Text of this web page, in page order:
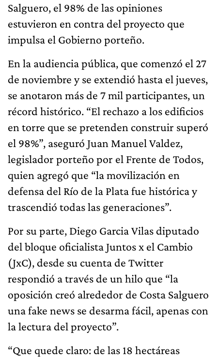
Salguero, el 98% de las opiniones
estuvieron en contra del proyecto que
impulsa el Gobierno porteño.
En la audiencia pública, que comenzó el 27
de noviembre y se extendió hasta el jueves,
se anotaron más de 7 mil participantes, un
récord histórico. “El rechazo a los edificios
en torre que se pretenden construir superó
el 98%”, aseguró Juan Manuel Valdez,
legislador porteño por el Frente de Todos,
quien agregó que “la movilización en
defensa del Río de la Plata fue histórica y
trascendió todas las generaciones”.
Por su parte, Diego Garcia Vilas diputado
del bloque oficialista Juntos x el Cambio
(JxC), desde su cuenta de Twitter
respondió a través de un hilo que “la
oposición creó alrededor de Costa Salguero
una fake news se desarma fácil, apenas con
la lectura del proyecto”.
“Que quede claro: de las 18 hectáreas